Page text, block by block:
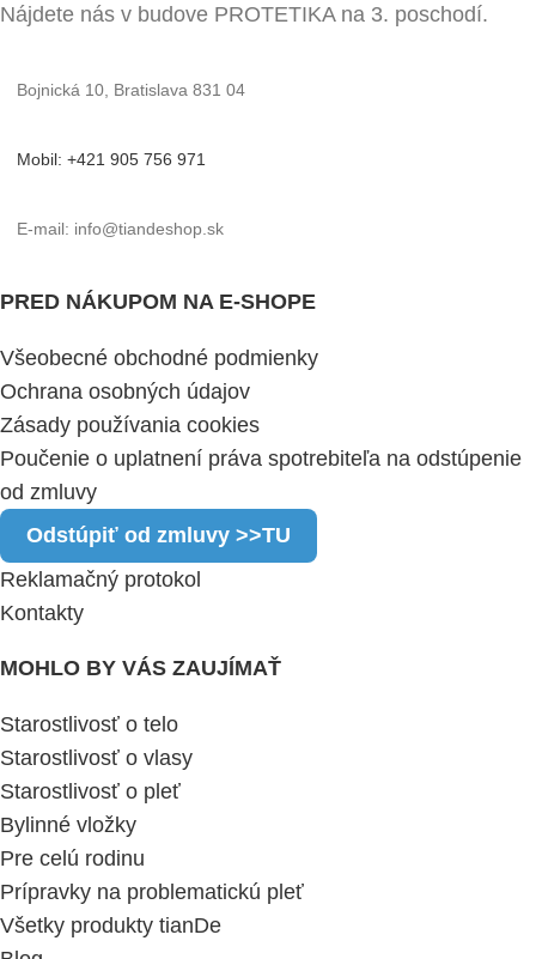
Nájdete nás v budove PROTETIKA na 3. poschodí.
Bojnická 10, Bratislava 831 04
Mobil: +421 905 756 971
E-mail: info@tiandeshop.sk
PRED NÁKUPOM NA E-SHOPE
Všeobecné obchodné podmienky
Ochrana osobných údajov
Zásady používania cookies
Poučenie o uplatnení práva spotrebiteľa na odstúpenie
od zmluvy
Odstúpiť od zmluvy >>TU
Reklamačný protokol
Kontakty
MOHLO BY VÁS ZAUJÍMAŤ
Starostlivosť o telo
Starostlivosť o vlasy
Starostlivosť o pleť
Bylinné vložky
Pre celú rodinu
Prípravky na problematickú pleť
Všetky produkty tianDe